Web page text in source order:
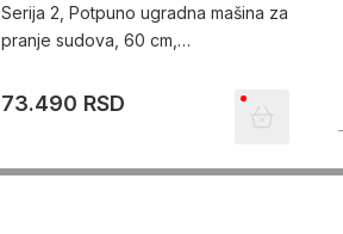
Serija 2, Potpuno ugradna mašina za
pranje sudova, 60 cm,
73.490 RSD